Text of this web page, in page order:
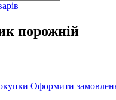
порожній
Оформити